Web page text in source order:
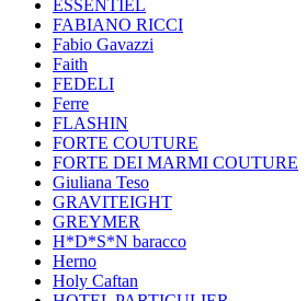
ESSENTIEL
FABIANO RICCI
Fabio Gavazzi
Faith
FEDELI
Ferre
FLASHIN
FORTE COUTURE
FORTE DEI MARMI COUTURE
Giuliana Teso
GRAVITEIGHT
GREYMER
H*D*S*N baracco
Herno
Holy Caftan